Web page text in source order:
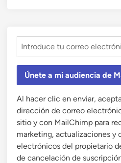
Únete a mi audiencia de
Al hacer clic en enviar,
dirección de correo
sitio y con MailChimp para
marketing, actualizaciones y
electrónicos del propietario
de cancelación de